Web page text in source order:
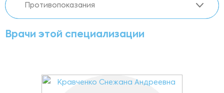
Противопоказания
Врачи этой специализации